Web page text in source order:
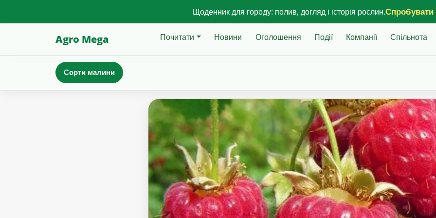
Щоденник для городу: полив, догляд і історія рослин.
Agro Mega Почитати Новини Оголошення Події Компанії Спільнота
Сорти малини